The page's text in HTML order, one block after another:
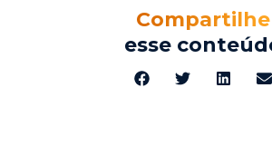
Compartilhe
esse